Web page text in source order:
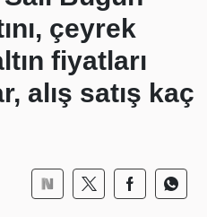
çeyrek
fiyatları
alış satış kaç